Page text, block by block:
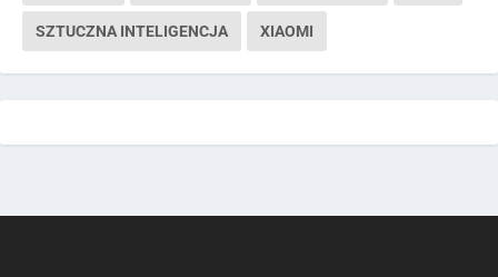
SZTUCZNA INTELIGENCJA XIAOMI